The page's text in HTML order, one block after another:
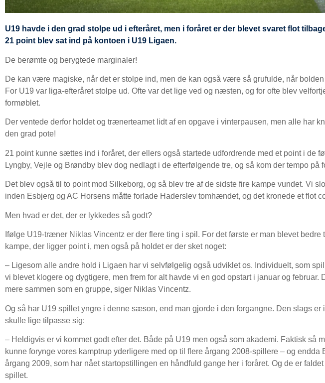
U19 havde i den grad stolpe ud i efteråret, men i foråret er der blevet svaret flot
21 point blev sat ind på kontoen i U19 Ligaen.
De berømte og berygtede marginaler!
De kan være magiske, når det er stolpe ind, men de kan også være så grufulde, når
For U19 var liga-efteråret stolpe ud. Ofte var det lige ved og næsten, og for ofte blev
formøblet.
Der ventede derfor holdet og trænerteamet lidt af en opgave i vinterpausen, men alle har
den grad pote!
21 point kunne sættes ind i foråret, der ellers også startede udfordrende med et point i de
Lyngby, Vejle og Brøndby blev dog nedlagt i de efterfølgende tre, og så kom der tempo på
Det blev også til to point mod Silkeborg, og så blev tre af de sidste fire kampe vundet. Vi
inden Esbjerg og AC Horsens måtte forlade Haderslev tomhændet, og det kronede et flot
Men hvad er det, der er lykkedes så godt?
Ifølge U19-træner Niklas Vincentz er der flere ting i spil. For det første er man blevet bedre
kampe, der ligger point i, men også på holdet er der sket noget:
– Ligesom alle andre hold i Ligaen har vi selvfølgelig også udviklet os. Individuelt, som
vi blevet klogere og dygtigere, men frem for alt havde vi en god opstart i januar og februar.
mere sammen som en gruppe, siger Niklas Vincentz.
Og så har U19 spillet yngre i denne sæson, end man gjorde i den forgangne. Den slags er
skulle lige tilpasse sig:
– Heldigvis er vi kommet godt efter det. Både på U19 men også som akademi. Faktisk så
kunne forynge vores kamptrup yderligere med op til flere årgang 2008-spillere – og endda
årgang 2009, som har nået startopstillingen en håndfuld gange her i foråret. Og de er
spillet.